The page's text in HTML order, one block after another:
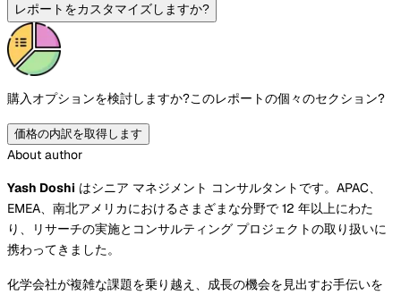
レポートをカスタマイズしますか?
購入オプションを検討しますか?このレポートの個々のセクション?
価格の内訳を取得します
About author
Yash Doshi はシニア マネジメント コンサルタントです。APAC、
EMEA、南北アメリカにおけるさまざまな分野で 12 年以上にわた
り、リサーチの実施とコンサルティング プロジェクトの取り扱いに
携わってきました。
化学会社が複雑な課題を乗り越え、成長の機会を見出すお手伝いを